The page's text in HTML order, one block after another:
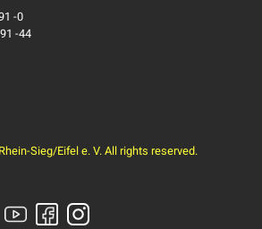
-0
-44
Sieg/Eifel e. V. All rights reserved.